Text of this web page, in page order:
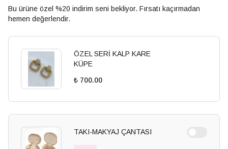
Bu ürüne özel %20 indirim seni bekliyor. Fırsatı kaçırmadan
hemen değerlendir.
ÖZEL SERİ KALP KARE
KÜPE
₺ 700.00
TAKI-MAKYAJ ÇANTASI